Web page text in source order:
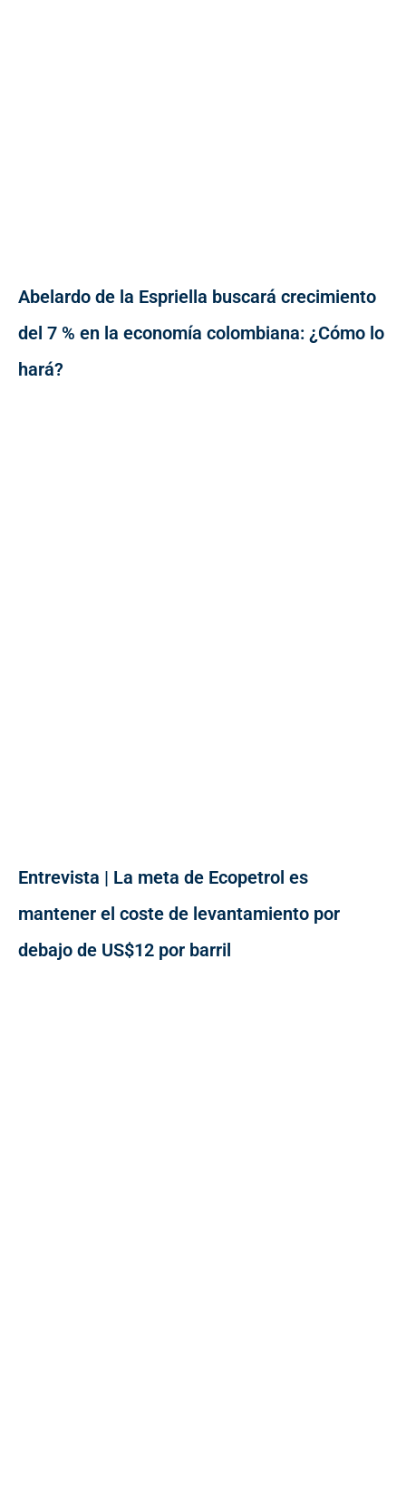
Abelardo de la Espriella buscará crecimiento
del 7 % en la economía colombiana: ¿Cómo lo
hará?
Entrevista | La meta de Ecopetrol es
mantener el coste de levantamiento por
debajo de US$12 por barril